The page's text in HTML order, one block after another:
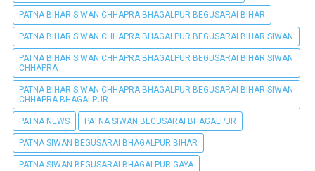
PATNA BIHAR SIWAN CHHAPRA BHAGALPUR BEGUSARAI BIHAR
PATNA BIHAR SIWAN CHHAPRA BHAGALPUR BEGUSARAI BIHAR SIWAN
PATNA BIHAR SIWAN CHHAPRA BHAGALPUR BEGUSARAI BIHAR SIWAN
CHHAPRA
PATNA BIHAR SIWAN CHHAPRA BHAGALPUR BEGUSARAI BIHAR SIWAN
CHHAPRA BHAGALPUR
PATNA NEWS PATNA SIWAN BEGUSARAI BHAGALPUR
PATNA SIWAN BEGUSARAI BHAGALPUR BIHAR
PATNA SIWAN BEGUSARAI BHAGALPUR GAYA